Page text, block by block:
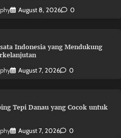
August 8, 2026 0
Indonesia yang Mendukung
August 7, 2026 0
Tepi Danau yang Cocok untuk
August 7, 2026 0